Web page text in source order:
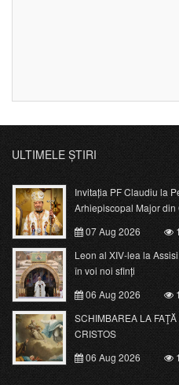
ULTIMELE ȘTIRI
Invitația PF Claudiu la
Arhiepiscopal Major din
07 Aug 2026
Leon al XIV-lea la
în voi noi sfinți
06 Aug 2026
SCHIMBAREA LA
CRISTOS
06 Aug 2026